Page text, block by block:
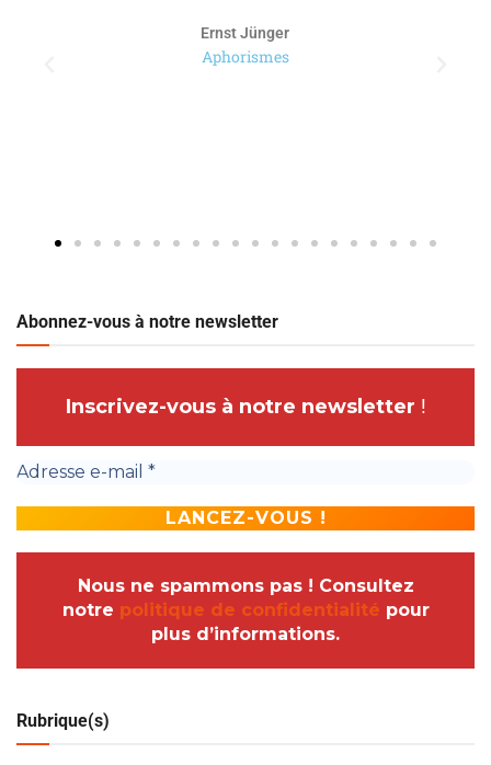
Ernst Jünger
Aphorismes
Abonnez-vous à notre newsletter
Inscrivez-vous à notre newsletter !
Nous ne spammons pas ! Consultez
notre politique de confidentialité pour
plus d’informations.
Rubrique(s)